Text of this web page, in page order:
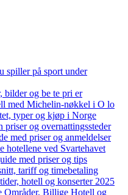
spiller på sport under
bilder og be te pri er
med Michelin-nøkkel i O lo
typer og kjøp i Norge
og overnattingssteder
med priser og anmeldelser
hotellene ved Svartehavet
med priser og tips
tariff og timebetaling
hotell og konserter 2025
Områder, Billige Hotell og